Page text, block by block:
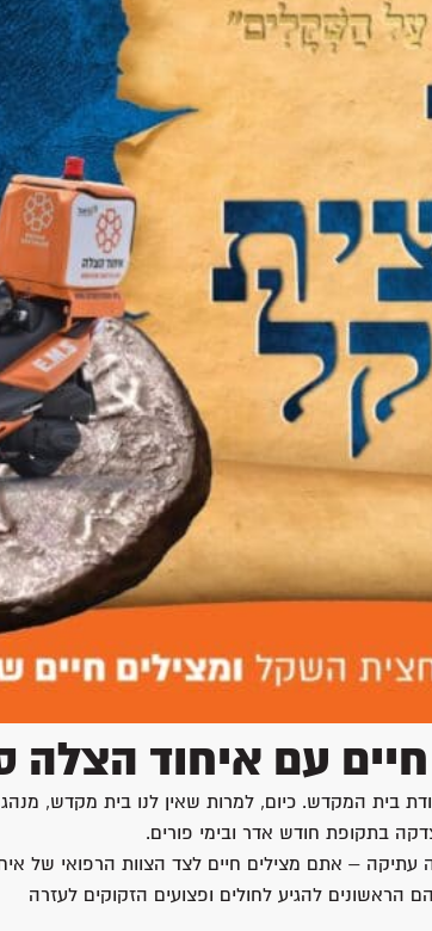
עם איחוד הצלה
בית המקדש. כיום, למרות שאין לנו בית מקדש,
בתקופת חודש אדר ובימי פורים.
– אתם מצילים חיים לצד הצוות הרפואי של
הראשונים להגיע לחולים ופצועים הזקוקים לעזרה